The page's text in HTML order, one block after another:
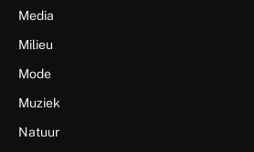
Media
Milieu
Mode
Muziek
Natuur